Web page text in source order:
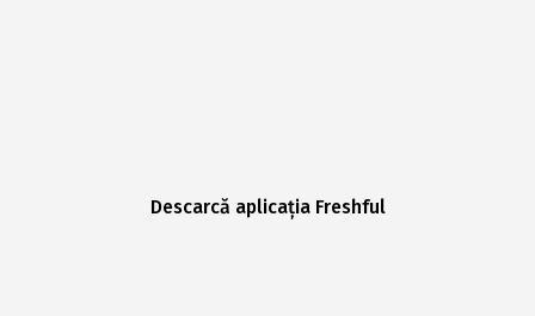
Descarcă aplicația Freshful